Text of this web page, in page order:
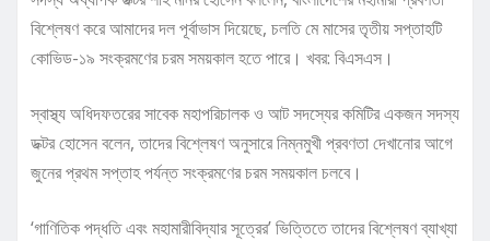
বিশ্লেষণ করে আমাদের দল পূর্বাভাস দিয়েছে, চলতি মে মাসের তৃতীয় সপ্তাহটি
কোভিড-১৯ সংক্রমণের চরম সময়কাল হতে পারে। খবর: বিএসএস।
স্বাস্থ্য অধিদফতরের সাবেক মহাপরিচালক ও আট সদস্যের কমিটির একজন সদস্য
ডক্টর হোসেন বলেন, তাদের বিশ্লেষণ অনুসারে নিম্নমুখী প্রবণতা দেখানোর আগে
জুনের প্রথম সপ্তাহ পর্যন্ত সংক্রমণের চরম সময়কাল চলবে।
‘গাণিতিক পদ্ধতি এবং মহামারীবিদ্যার সূত্রের’ ভিত্তিতে তাদের বিশ্লেষণ ব্যাখ্যা